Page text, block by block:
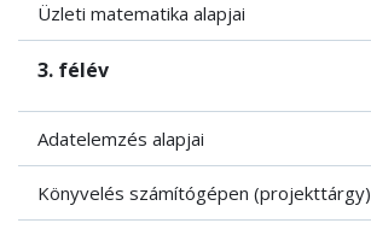
Üzleti matematika alapjai
3. félév
Adatelemzés alapjai
Könyvelés számítógépen (projekttárgy)